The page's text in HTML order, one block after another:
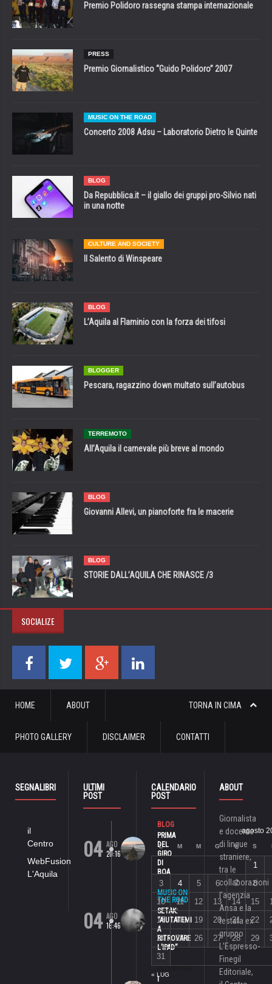
Premio Polidoro rassegna stampa internazionale
PRESS
Premio Giornalistico “Guido Polidoro” 2007
MUSIC ON THE ROAD
Concerto 2008 Adsu – Laboratorio Dietro le Quinte
BLOG
Da Repubblica.it – il giallo dei gruppi pro-Silvio nati
in una notte
CULTURE AND SOCIETY
Il Salento di Winspeare
BLOG
L’Aquila al Flaminio con la forza dei tifosi
BLOGGER
Pescara, ragazzino down multato sull’autobus
TERREMOTO
All’Aquila il carnevale più breve al mondo
BLOG
Giovanni Allevi, un pianoforte fra le macerie
BLOG
STORIE DALL’AQUILA CHE RINASCE /3
SOCIALIZE
TORNA IN CIMA
HOME ABOUT
PHOTO GALLERY DISCLAIMER CONTATTI
SEGNALIBRI
il
Centro
WebFusion
L'Aquila
ULTIMI
POST
04 AGO
20:16
BLOG
PRIMA
DEL
GIRO
DI
BOA
04 AGO
16:46
MUSIC ON
THE ROAD
SETAK:
“AIUTATEMI
A
RITROVARE
L’IPAD”
INTERVISTE
I
CALENDARIO
POST
agosto
L M M G V S
« LUG
1
3
4 5 6 7 8
10
11 12 13 14 15
17
18 19 20 21 22
24
25 26 27 28 29
31
ABOUT
Giornalista
e docente
di lingue
straniere,
tra le
collaborazioni
l’agenzia
Ansa e la
testata ex
gruppo
L’Espresso-
Finegil
Editoriale,